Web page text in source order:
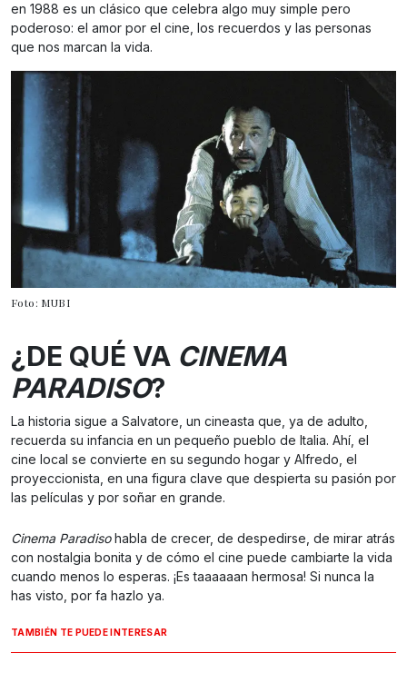
en 1988 es un clásico que celebra algo muy simple pero
poderoso: el amor por el cine, los recuerdos y las personas
que nos marcan la vida.
Foto: MUBI
¿DE QUÉ VA CINEMA
PARADISO?
La historia sigue a Salvatore, un cineasta que, ya de adulto,
recuerda su infancia en un pequeño pueblo de Italia. Ahí, el
cine local se convierte en su segundo hogar y Alfredo, el
proyeccionista, en una figura clave que despierta su pasión por
las películas y por soñar en grande.
Cinema Paradisohabla de crecer, de despedirse, de mirar atrás
con nostalgia bonita y de cómo el cine puede cambiarte la vida
cuando menos lo esperas. ¡Es taaaaaan hermosa! Si nunca la
has visto, por fa hazlo ya.
TAMBIÉN TE PUEDE INTERESAR